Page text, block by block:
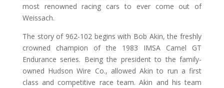
most renowned racing cars to ever come out of
Weissach.
The story of 962-102 begins with Bob Akin, the freshly
crowned champion of the 1983 IMSA Camel GT
Endurance series. Being the president to the family-
owned Hudson Wire Co., allowed Akin to run a first
class and competitive race team. Akin and his team